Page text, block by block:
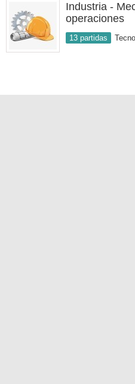
Industria -
operaciones
13 partidas